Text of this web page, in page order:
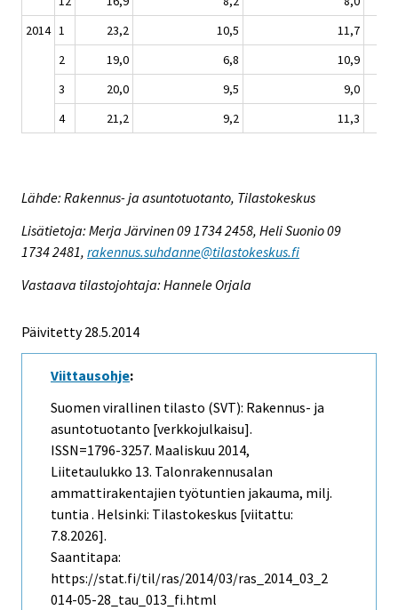
2014 1 23,2 10,5
11,7
2
19,0 6,8
10,9
3
20,0 9,5
9,0
4
21,2 9,2 11,3
Lähde: Rakennus- ja asuntotuotanto, Tilastokeskus
Lisätietoja: Merja Järvinen 09 1734 2458, Heli Suonio 09
1734 2481, rakennus.suhdanne@tilastokeskus.fi
Vastaava tilastojohtaja: Hannele Orjala
Päivitetty 28.5.2014
Viittausohje:
Suomen virallinen tilasto (SVT): Rakennus- ja
asuntotuotanto [verkkojulkaisu].
ISSN=1796-3257. Maaliskuu 2014,
Liitetaulukko 13. Talonrakennusalan
ammattirakentajien työtuntien jakauma, milj.
tuntia . Helsinki: Tilastokeskus [viitattu:
7.8.2026].
Saantitapa:
https://stat.fi/til/ras/2014/03/ras_2014_03_2
014-05-28_tau_013_fi.html